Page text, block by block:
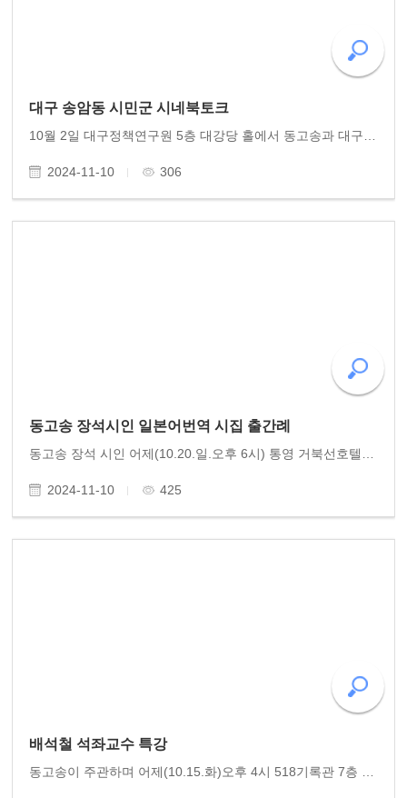
대구 송암동 시민군 시네북토크
10월 2일 대구정책연구원 5층 대강당 홀에서 동고송과 대구 시민단체들이 주관한 시네북토크 행사가 열렸습니다. 대구에 거주하는 김현근 이사와 안동의 허경도 이사의 수고가 컸습니다. 행사를 잘 치렀습니다. 서울 이규 부이사장님 광주 10여 이사들이 함께 참석했습..
2024-11-10 306
동고송 장석시인 일본어번역 시집 출간례
동고송 장석 시인 어제(10.20.일.오후 6시) 통영 거북선호텔에서 동고송 이사 장석 시인의 일본어시집 출간예식이 있었습니다. 의 주제로 일본인 독자와 귀빈들이 많이 참석했습니다. 시종 진지하면서 유쾌한 장석 시인의 시세계 감상과 토크가 이어졌지요. 동고송 유용..
2024-11-10 425
배석철 석좌교수 특강
동고송이 주관하며 어제(10.15.화)오후 4시 518기록관 7층 대강당에서 충북대 석좌교수 배석철 교수의 강연회를 개최했습니다. 배석철 교수는 암치료를 위한 30년의 도전, '암! 왜 걸릴까요? 아미나엑스로 풀어보는 암의 원리와 처방'의 주제로 2시간 열강을 했습니다. ..